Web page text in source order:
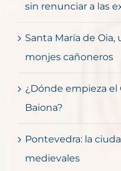
sin renunciar a las
Santa María de
monjes cañoneros
¿Dónde empieza el
Baiona?
Pontevedra: la
medievales